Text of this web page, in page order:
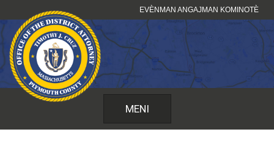
kontni
EVÈNMAN ANGAJMAN KOMINOTÈ
MENI